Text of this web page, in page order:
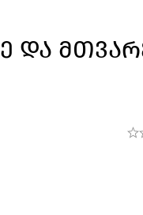
Და Მთვარე